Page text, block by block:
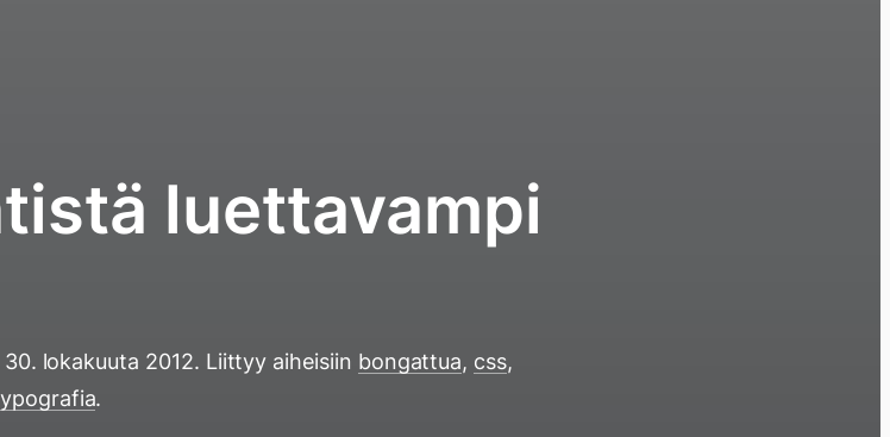
luettavampi
lokakuuta 2012. Liittyy aiheisiin bongattua, css,
.